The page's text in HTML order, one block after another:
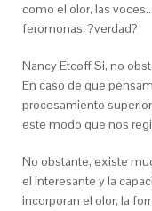
como el olor, las
feromonas, ?verdad?
Nancy Etcoff Si, no
En caso de que
procesamiento
este modo que nos
No obstante, existe
el interesante y la
incorporan el olor, la